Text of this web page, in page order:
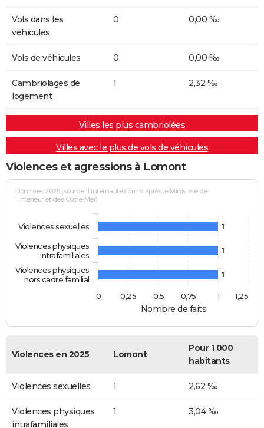
Vols dans les
véhicules
0 0,00 ‰
Vols de véhicules 0 0,00 ‰
Cambriolages de
logement
1 2,32 ‰
Villes les plus cambriolées
Villes avec le plus de vols de véhicules
Violences et agressions à Lomont
Nombre de faits
Données 2025 (source : Linternaute.com d'après le Ministère de
l'Intérieur et des Outre-Mer)
1
1
1
Violences sexuelles
Violences physiques
intrafamiliales
Violences physiques
hors cadre familial
0
1
0,25 0,5 0,75 1,25
Violences en 2025 Lomont
Pour 1 000
habitants
Violences sexuelles 1 2,62 ‰
Violences physiques
intrafamiliales
1 3,04 ‰